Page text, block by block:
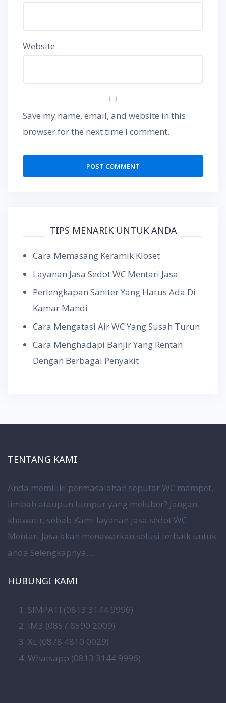
Website
Save my name, email, and website in this
browser for the next time I comment.
TIPS MENARIK UNTUK ANDA
Cara Memasang Keramik Kloset
Layanan Jasa Sedot WC Mentari Jasa
Perlengkapan Saniter Yang Harus Ada Di
Kamar Mandi
Cara Mengatasi Air WC Yang Susah Turun
Cara Menghadapi Banjir Yang Rentan
Dengan Berbagai Penyakit
TENTANG KAMI
Anda memiliki permasalahan seputar WC mampet,
limbah ataupun lumpur yang meluber? Jangan
khawatir, sebab Kami layanan jasa sedot WC
Mentari Jasa akan menawarkan solusi terbaik untuk
anda Selengkapnya…
HUBUNGI KAMI
SIMPATI (0813 3144 9996)
IM3 (0857 8590 2009)
XL (0878 4810 0029)
Whatsapp (0813 3144 9996)